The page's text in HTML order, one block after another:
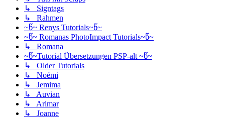
↳ Signtags
↳ Rahmen
~წ~ Renys Tutorials~წ~
~წ~ Romanas PhotoImpact Tutorials~წ~
↳ Romana
~წ~Tutorial Übersetzungen PSP-alt ~წ~
↳ Older Tutorials
↳ Noémi
↳ Jemima
↳ Auvian
↳ Arimar
↳ Joanne